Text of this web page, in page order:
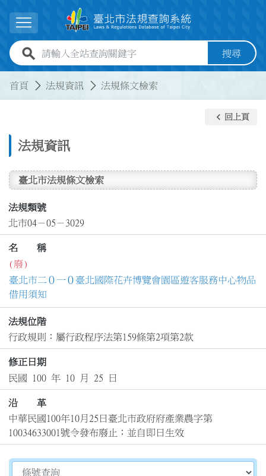
展開選單
全站查詢關鍵字欄位 搜尋
首頁 法規資訊 法規條文檢索
法規資訊
keyboard_arrow_left 回上頁
臺北市法規條文檢索
法規類號
北市04－05－3029
名 稱
(廢)
臺北市二０一０臺北國際花卉博覽會園區遊客服務中心物品
借用須知
法規位階
行政規則：屬行政程序法第159條第2項第2款
修正日期
民國 100 年 10 月 25 日
沿 革
中華民國100年10月25日臺北市政府府產業農字第
10034633001號令發布廢止；並自即日生效
切換選擇法規資訊內容